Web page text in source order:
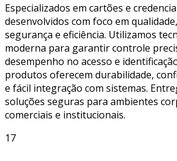
Especializados em cartões e
desenvolvidos com foco em qualidade,
segurança e eficiência. Utilizamos
moderna para garantir controle
desempenho no acesso e
produtos oferecem durabilidade,
e fácil integração com sistemas.
soluções seguras para ambientes
comerciais e institucionais.
17